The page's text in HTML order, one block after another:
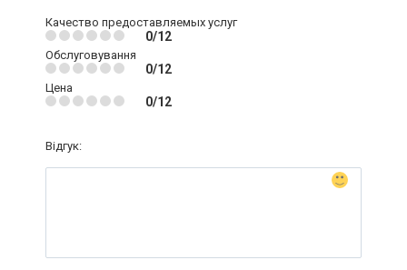
Качество предоставляемых услуг
0/12
Обслуговування
0/12
Цена
0/12
Відгук: